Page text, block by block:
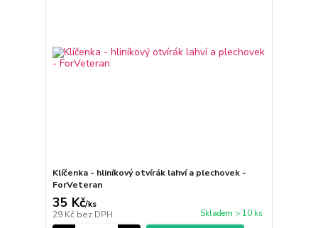
Klíčenka - hliníkový otvírák lahví a plechovek -
ForVeteran
35 Kč/ks
29 Kč bez DPH Skladem > 10 ks